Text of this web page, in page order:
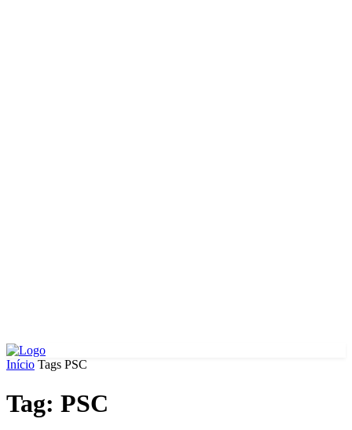
Início Tags PSC
Tag: PSC